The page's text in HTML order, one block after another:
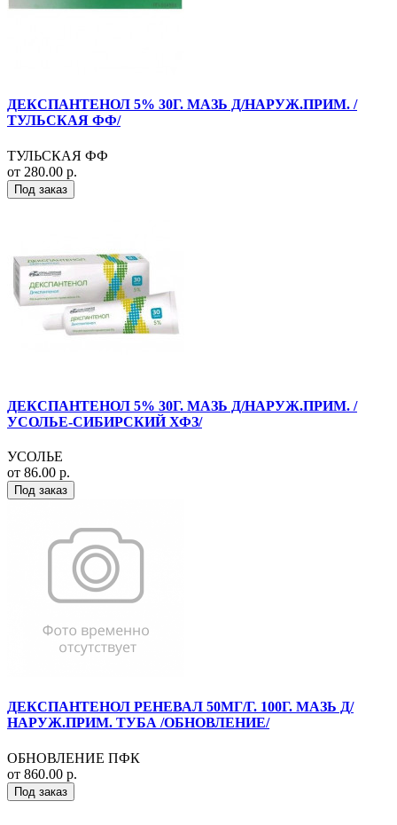
ДЕКСПАНТЕНОЛ 5% 30Г. МАЗЬ Д/НАРУЖ.ПРИМ. /
ТУЛЬСКАЯ ФФ/
ТУЛЬСКАЯ ФФ
от 280.00 р.
Под заказ
ДЕКСПАНТЕНОЛ 5% 30Г. МАЗЬ Д/НАРУЖ.ПРИМ. /
УСОЛЬЕ-СИБИРСКИЙ ХФЗ/
УСОЛЬЕ
от 86.00 р.
Под заказ
ДЕКСПАНТЕНОЛ РЕНЕВАЛ 50МГ/Г. 100Г. МАЗЬ Д/
НАРУЖ.ПРИМ. ТУБА /ОБНОВЛЕНИЕ/
ОБНОВЛЕНИЕ ПФК
от 860.00 р.
Под заказ